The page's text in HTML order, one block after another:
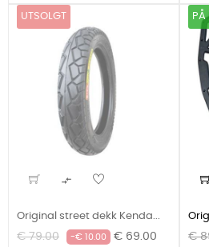
UTSOLGT

Original street dekk Kenda...
Grunnpris
€ 79.00 -€ 10.00 Pris
€ 69.00
PÅ
€